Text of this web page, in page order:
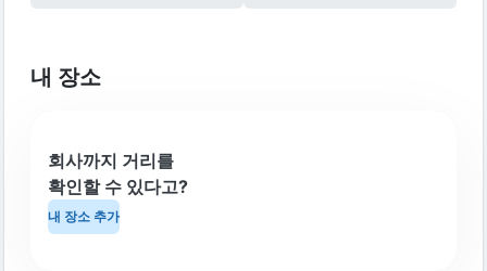
내 장소
회사까지 거리를
확인할 수 있다고?
내 장소 추가